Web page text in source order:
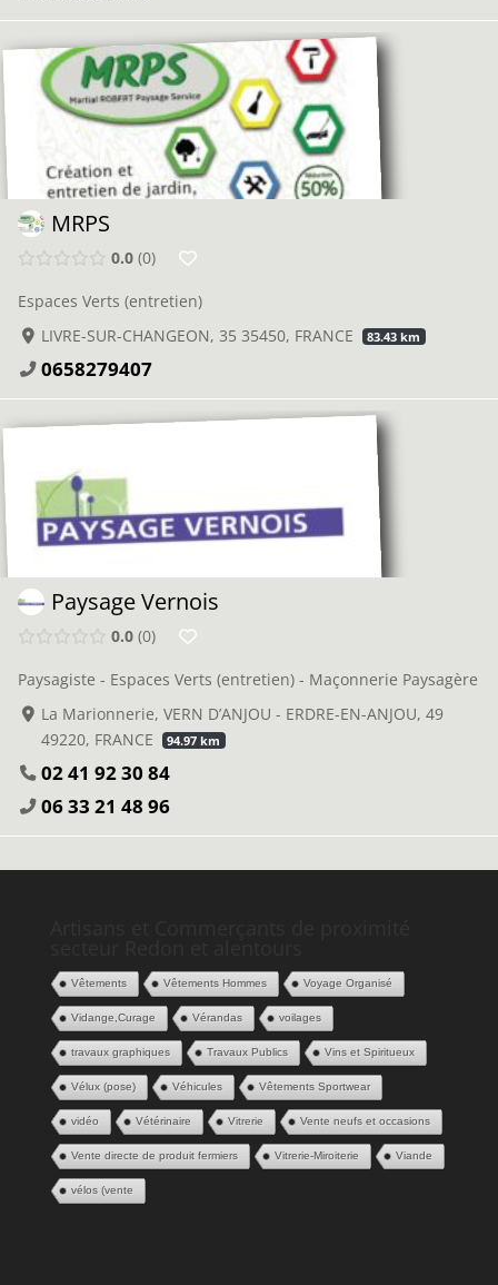
MRPS
0.0 0
Espaces Verts (entretien)
LIVRE-SUR-CHANGEON, 35 35450, FRANCE
83.43 km
0658279407
Paysage Vernois
0.0 0
Paysagiste - Espaces Verts (entretien) - Maçonnerie Paysagère
La Marionnerie, VERN D’ANJOU - ERDRE-EN-ANJOU, 49
49220, FRANCE
94.97 km
02 41 92 30 84
06 33 21 48 96
Vêtements Vêtements Hommes Voyage Organisé
Vidange,Curage Vérandas voilages
travaux graphiques Travaux Publics Vins et Spiritueux
Vélux (pose) Véhicules Vêtements Sportwear
vidéo Vétérinaire Vitrerie Vente neufs et occasions
Vente directe de produit fermiers Vitrerie-Miroiterie Viande
vélos (vente